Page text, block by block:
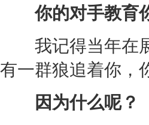
你的对手教育你
我记得当年在展
有一群狼追着你，
因为什么呢？